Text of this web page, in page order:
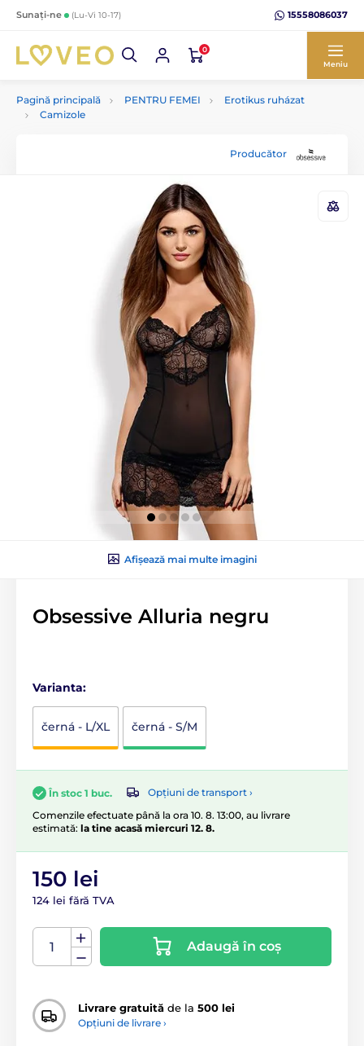
Sunați-ne (Lu-Vi 10-17) 15558086037
0
Meniu
Pagină principală PENTRU FEMEI
Erotikus ruházat
Camizole
Producător
Afișează mai multe imagini
Obsessive Alluria negru
Varianta:
černá - L/XL černá - S/M
În stoc 1 buc.
Opțiuni de transport ›
Comenzile efectuate până la ora 10. 8. 13:00, au livrare
estimată: la tine acasă miercuri 12. 8.
150 lei
124 lei fără TVA
Adaugă în coș
Livrare gratuită de la 500 lei
Opțiuni de livrare ›